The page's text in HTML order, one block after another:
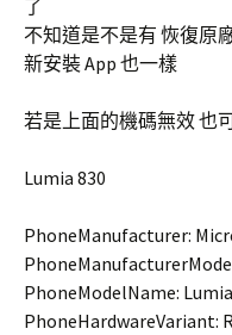
了
不知道是不是有 恢復原
新安裝 App 也一樣
若是上面的機碼無效 也
Lumia 830
PhoneManufacturer:
PhoneModelName:
PhoneHardwareVariant: